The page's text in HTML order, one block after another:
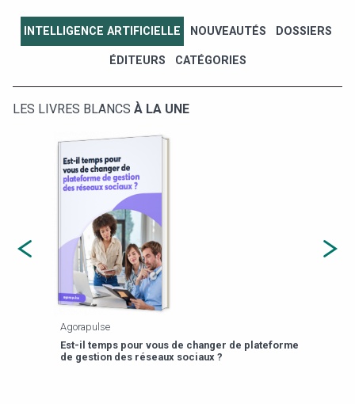
INTELLIGENCE ARTIFICIELLE NOUVEAUTÉS DOSSIERS
ÉDITEURS CATÉGORIES
LES LIVRES BLANCS À LA UNE
Agorapulse
Est-il temps pour vous de changer de plateforme
de gestion des réseaux sociaux ?